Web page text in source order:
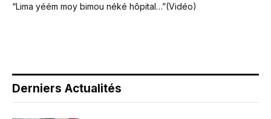
“Lima yéém moy bimou néké hôpital…”(Vidéo)
Derniers Actualités